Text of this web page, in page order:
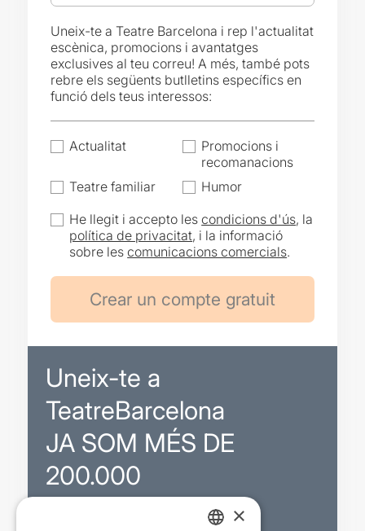
Uneix-te a Teatre Barcelona i rep l'actualitat
escènica, promocions i avantatges
exclusives al teu correu! A més, també pots
rebre els següents butlletins específics en
funció dels teus interessos:
Actualitat
Promocions i
recomanacions
Teatre familiar
Humor
He llegit i accepto lescondicions d'ús, la
política de privacitat, i la informació
sobre lescomunicacions comercials.
Uneix-te a
TeatreBarcelona
JA SOM MÉS DE
200.000
×